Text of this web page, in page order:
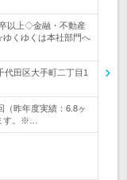
以上◇金融・不動産
くゆくは本社部門へ
田区大手町二丁目1
（昨年度実績：6.8ヶ
す。※…